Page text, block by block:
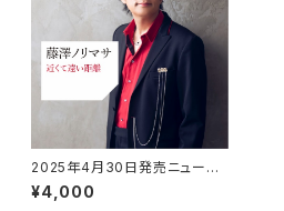
2025年4月30日発売ニューシ
ングル「近くて遠い距離」
¥4,000